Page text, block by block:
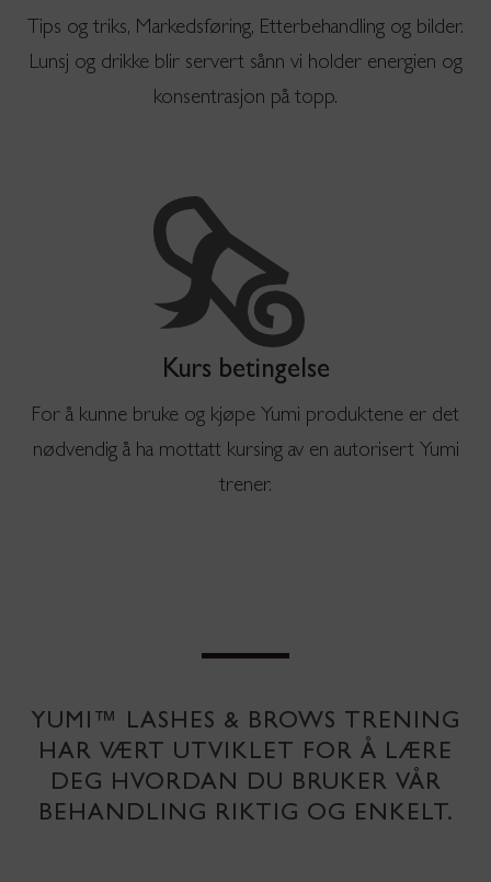
Tips og triks, Markedsføring, Etterbehandling og bilder.
Lunsj og drikke blir servert sånn vi holder energien og
konsentrasjon på topp.
Kurs betingelse
For å kunne bruke og kjøpe Yumi produktene er det
nødvendig å ha mottatt kursing av en autorisert Yumi
trener.
YUMI™ LASHES & BROWS TRENING
HAR VÆRT UTVIKLET FOR Å LÆRE
DEG HVORDAN DU BRUKER VÅR
BEHANDLING RIKTIG OG ENKELT.